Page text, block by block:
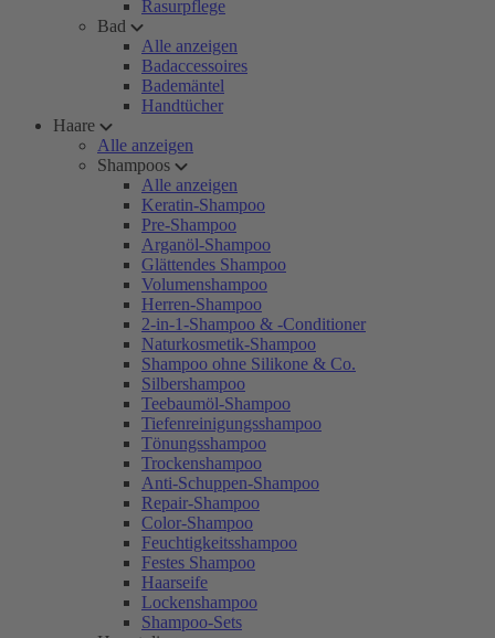
Rasurpflege
Bad
Alle anzeigen
Badaccessoires
Bademäntel
Handtücher
Haare
Alle anzeigen
Shampoos
Alle anzeigen
Keratin-Shampoo
Pre-Shampoo
Arganöl-Shampoo
Glättendes Shampoo
Volumenshampoo
Herren-Shampoo
2-in-1-Shampoo & -Conditioner
Naturkosmetik-Shampoo
Shampoo ohne Silikone & Co.
Silbershampoo
Teebaumöl-Shampoo
Tiefenreinigungsshampoo
Tönungsshampoo
Trockenshampoo
Anti-Schuppen-Shampoo
Repair-Shampoo
Color-Shampoo
Feuchtigkeitsshampoo
Festes Shampoo
Haarseife
Lockenshampoo
Shampoo-Sets